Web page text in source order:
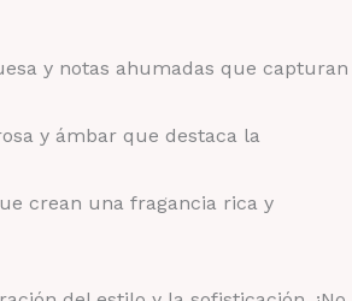
y notas ahumadas que capturan
y ámbar que destaca la
crean una fragancia rica y